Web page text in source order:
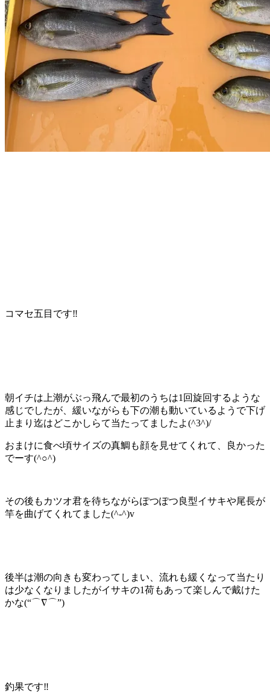
コマセ五目です‼️
朝イチは上潮がぶっ飛んで最初のうちは1回旋回するような
感じでしたが、緩いながらも下の潮も動いているようで下げ
止まり迄はどこかしらて当たってましたよ(^3^)/
おまけに食べ頃サイズの真鯛も顔を見せてくれて、良かった
でーす(^○^)
その後もカツオ君を待ちながらぽつぽつ良型イサキや尾長が
竿を曲げてくれてました(^-^)v
後半は潮の向きも変わってしまい、流れも緩くなって当たり
は少なくなりましたがイサキの1荷もあって楽しんで戴けた
かな(“⌒∇⌒”)
釣果です‼️